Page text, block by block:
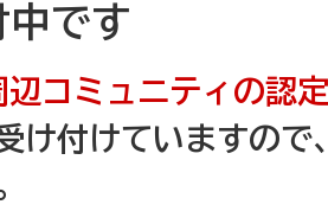
です
辺コミュニティの認
け付けていますので